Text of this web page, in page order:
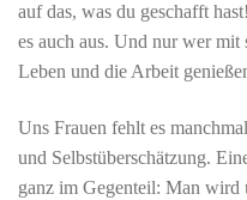
auf das, was du geschafft
es auch aus. Und nur wer mit
Leben und die Arbeit
Uns Frauen fehlt es
und Selbstüberschätzung.
ganz im Gegenteil: Man wird